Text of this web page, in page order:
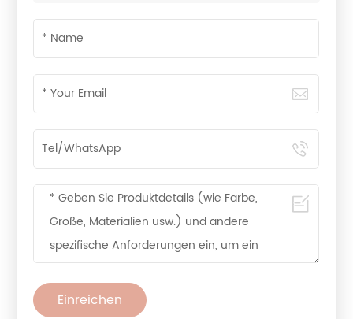
Einreichen